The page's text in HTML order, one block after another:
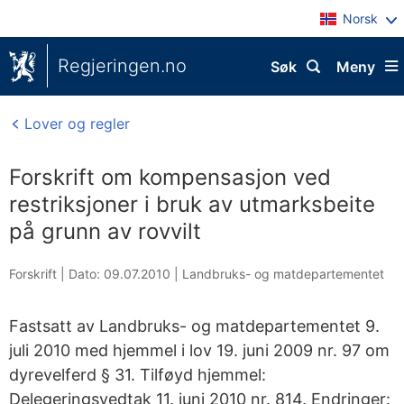
Norsk
Regjeringen.no Meny
Søk
Lover og regler
Forskrift om kompensasjon ved
restriksjoner i bruk av utmarksbeite
på grunn av rovvilt
Forskrift | Dato: 09.07.2010 Landbruks- og matdepartementet
Fastsatt av Landbruks- og matdepartementet 9.
juli 2010 med hjemmel i lov 19. juni 2009 nr. 97 om
dyrevelferd § 31. Tilføyd hjemmel:
Delegeringsvedtak 11. juni 2010 nr. 814. Endringer: